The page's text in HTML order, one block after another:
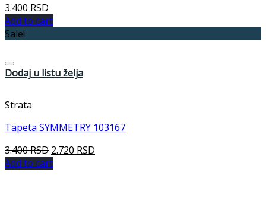
3.400 RSD
Add to cart
Sale!
Dodaj u listu želja
Strata
Tapeta SYMMETRY 103167
3.400RSD 2.720 RSD
Add to cart